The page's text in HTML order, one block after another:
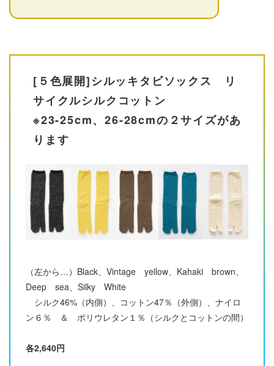
[５色展開]シルッキタビソックス リ
サイクルシルクコットン
※23-25cm、26-28cmの２サイズがあ
ります
（左から…）Black、Vintage yellow、Kahaki brown、
Deep sea、Silky White
シルク46%（内側）、コットン47％（外側）、ナイロ
ン６％ ＆ ポリウレタン１％（シルクとコットンの間）
各2,640円